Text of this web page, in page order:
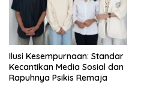
Ilusi Kesempurnaan: Standar
Kecantikan Media Sosial dan
Rapuhnya Psikis Remaja